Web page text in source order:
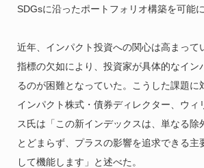
SDGsに沿ったポートフォリオ構築を可能に
近年、インパクト投資への関心は高まって
指標の欠如により、投資家が具体的なイン
るのが困難となっていた。こうした課題に
インパクト株式・債券ディレクター、ウィ
ス氏は「この新インデックスは、単なる除
とどまらず、プラスの影響を追求できる主
して機能します」と述べた。